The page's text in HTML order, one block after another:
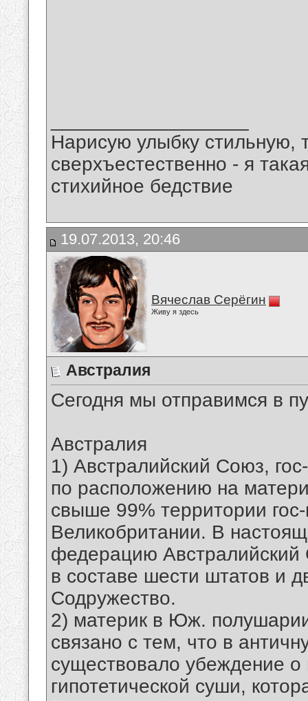
Нарисую улыбку стильную,
сверхъестественно - я
стихийное бедствие
19.07.2013, 20:46
Вячеслав Серёгин
Живу я здесь
Австралия
Сегодня мы отправимся в
Австралия
1) Австралийский Союз,
по расположению на
свыше 99% территории
Великобритании. В
федерацию
в составе шести штатов и
Содружество.
2) материк в Юж.
связано с тем, что в
существовало убеждение
гипотетической суши,